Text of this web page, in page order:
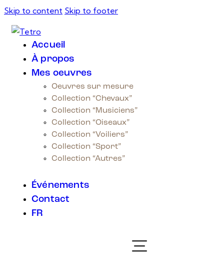
Skip to content Skip to footer
Accueil
À propos
Mes oeuvres
Oeuvres sur mesure
Collection “Chevaux”
Collection “Musiciens”
Collection “Oiseaux”
Collection “Voiliers”
Collection “Sport”
Collection “Autres”
Événements
Contact
FR